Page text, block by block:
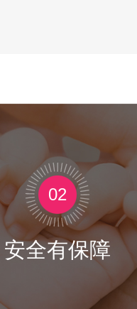
02
安全有保障